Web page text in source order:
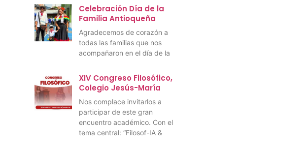
Celebración Día de la
Familia Antioqueña
Agradecemos de corazón a
todas las familias que nos
acompañaron en el día de la
XlV Congreso Filosófico,
Colegio Jesús-María
Nos complace invitarlos a
participar de este gran
encuentro académico. Con el
tema central: “Filosof-IA &